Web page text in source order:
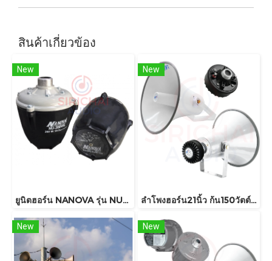
สินค้าเกี่ยวข้อง
New
ยูนิตฮอร์น NANOVA รุ่น NU200WL (มีลายน์)
New
ลำโพงฮอร์น21นิ้ว ก้น150วัตต์ BEST รุ่น AH21 AU180
New New